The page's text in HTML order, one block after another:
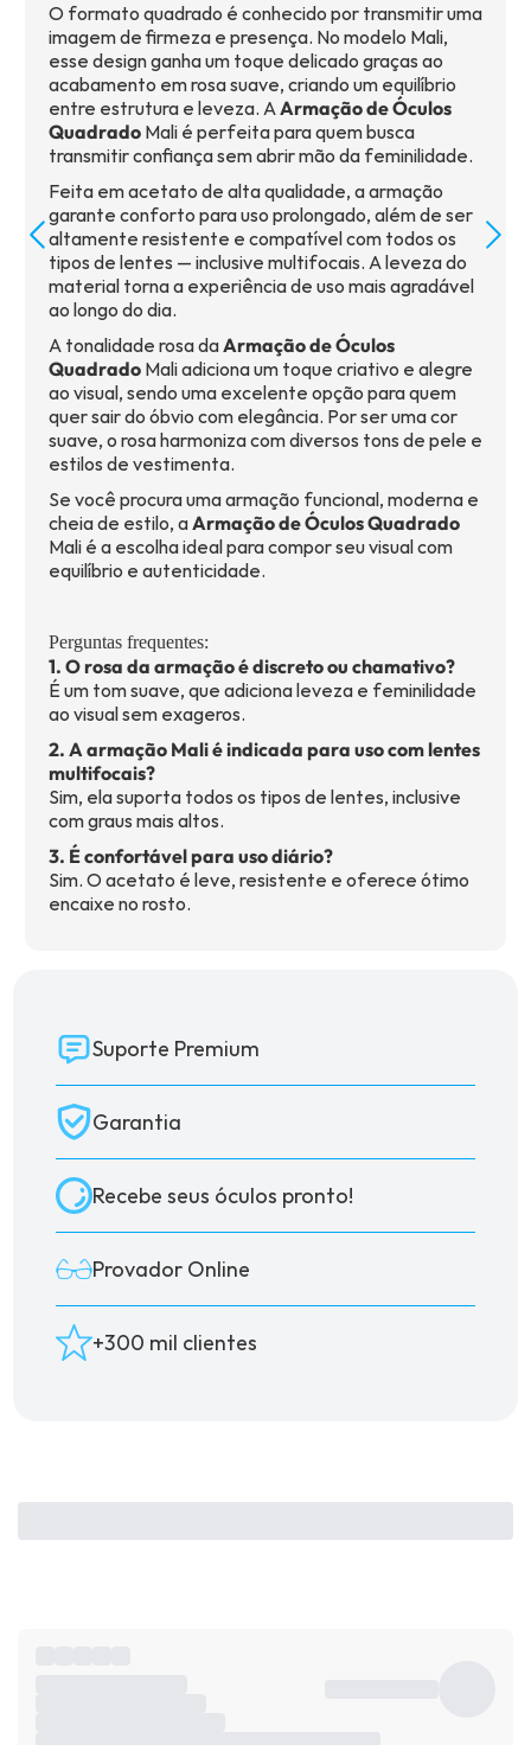
O formato quadrado é conhecido por transmitir uma
imagem de firmeza e presença. No modelo Mali,
esse design ganha um toque delicado graças ao
acabamento em rosa suave, criando um equilíbrio
entre estrutura e leveza. AArmação de Óculos
Quadrado Mali é perfeita para quem busca
transmitir confiança sem abrir mão da feminilidade.
Feita em acetato de alta qualidade, a armação
garante conforto para uso prolongado, além de ser
altamente resistente e compatível com todos os
tipos de lentes — inclusive multifocais. A leveza do
material torna a experiência de uso mais agradável
ao longo do dia.
A tonalidade rosa daArmação de Óculos
Quadrado Mali adiciona um toque criativo e alegre
ao visual, sendo uma excelente opção para quem
quer sair do óbvio com elegância. Por ser uma cor
suave, o rosa harmoniza com diversos tons de pele e
estilos de vestimenta.
Se você procura uma armação funcional, moderna e
cheia de estilo, aArmação de Óculos Quadrado
Mali é a escolha ideal para compor seu visual com
equilíbrio e autenticidade.
Perguntas frequentes:
1. O rosa da armação é discreto ou chamativo?
É um tom suave, que adiciona leveza e feminilidade
ao visual sem exageros.
2. A armação Mali é indicada para uso com lentes
multifocais?
Sim, ela suporta todos os tipos de lentes, inclusive
com graus mais altos.
3. É confortável para uso diário?
Sim. O acetato é leve, resistente e oferece ótimo
encaixe no rosto.
Suporte Premium
Garantia
Recebe seus óculos pronto!
Provador Online
+300 mil clientes